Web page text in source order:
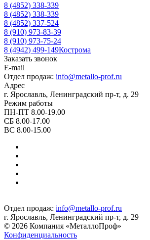
8 (4852) 338-339
8 (4852) 338-339
8 (4852) 337-524
8 (910) 973-83-39
8 (910) 973-75-24
8 (4942) 499-149Кострома
Заказать звонок
E-mail
Отдел продаж: info@metallo-prof.ru
Адрес
г. Ярославль, Ленинградский пр-т, д. 29
Режим работы
ПН-ПТ 8.00-19.00
СБ 8.00-17.00
ВС 8.00-15.00
Отдел продаж: info@metallo-prof.ru
г. Ярославль, Ленинградский пр-т, д. 29
© 2026 Компания «МеталлоПроф»
Конфиденциальность